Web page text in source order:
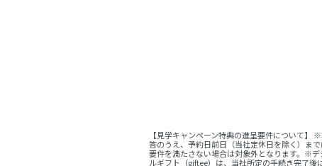
【見学キャンペーン特典の進呈要件について
答のうえ、予約日前日（当社定休日を除く）ま
要件を満たさない場合は対象外となります。※
ルギフト（giftee）は、当社所定の手続き完了